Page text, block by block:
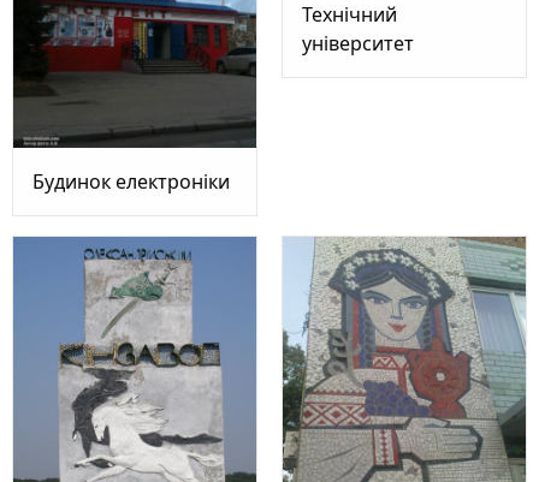
Будинок електроніки
Технічний
університет